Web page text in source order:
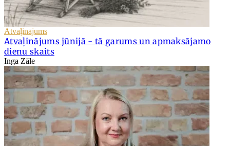
Atvaļinājums
Atvaļinājums jūnijā - tā garums un apmaksājamo
dienu skaits
Inga Zāle